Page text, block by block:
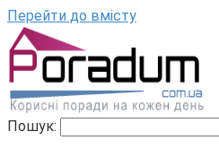
Перейти до вмісту
Пошук: